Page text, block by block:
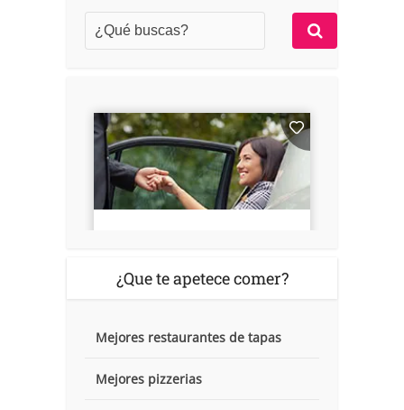
¿Que te apetece comer?
Mejores restaurantes de tapas
Mejores pizzerias